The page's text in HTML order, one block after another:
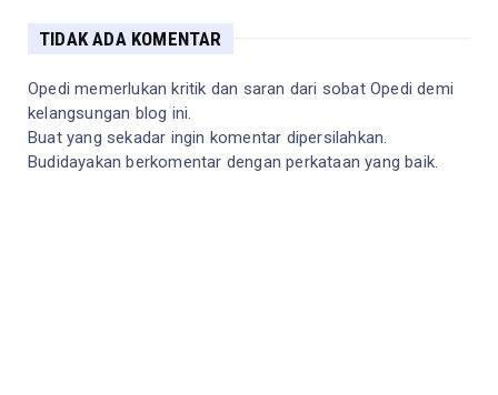
TIDAK ADA KOMENTAR
Opedi memerlukan kritik dan saran dari sobat Opedi demi
kelangsungan blog ini.
Buat yang sekadar ingin komentar dipersilahkan.
Budidayakan berkomentar dengan perkataan yang baik.